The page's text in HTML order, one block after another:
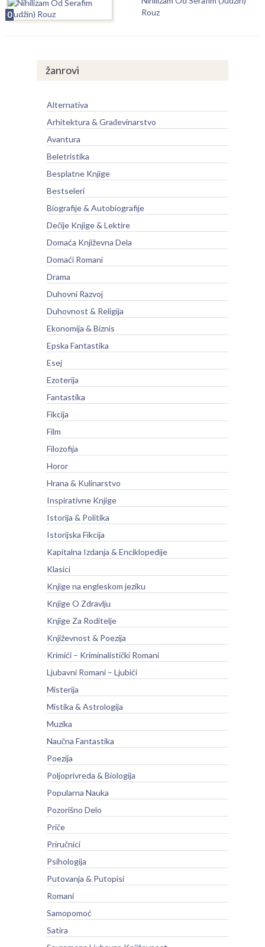
0
Rouz
žanrovi
Alternativa
Arhitektura & Građevinarstvo
Avantura
Beletristika
Besplatne Knjige
Bestseleri
Biografije & Autobiografije
Dečije Knjige & Lektire
Domaća Književna Dela
Domaći Romani
Drama
Duhovni Razvoj
Duhovnost & Religija
Ekonomija & Biznis
Epska Fantastika
Esej
Ezoterija
Fantastika
Fikcija
Film
Filozofija
Horor
Hrana & Kulinarstvo
Inspirativne Knjige
Istorija & Politika
Istorijska Fikcija
Kapitalna Izdanja & Enciklopedije
Klasici
Knjige na engleskom jeziku
Knjige O Zdravlju
Knjige Za Roditelje
Književnost & Poezija
Krimići – Kriminalistički Romani
Ljubavni Romani – Ljubići
Misterija
Mistika & Astrologija
Muzika
Naučna Fantastika
Poezija
Poljoprivreda & Biologija
Popularna Nauka
Pozorišno Delo
Priče
Priručnici
Psihologija
Putovanja & Putopisi
Romani
Samopomoć
Satira